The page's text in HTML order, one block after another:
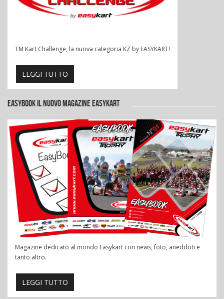
TM Kart Challenge, la nuova categoria KZ by EASYKART!
LEGGI TUTTO
EASYBOOK IL NUOVO MAGAZINE EASYKART
Magazine dedicato al mondo Easykart con news, foto, aneddoti e
tanto altro.
LEGGI TUTTO